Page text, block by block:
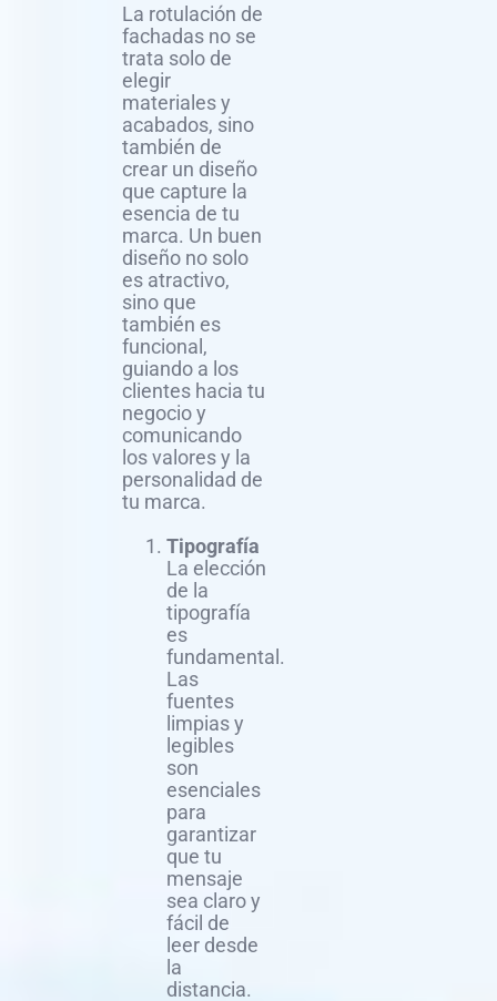
La rotulación de
fachadas no se
trata solo de
elegir
materiales y
acabados, sino
también de
crear un diseño
que capture la
esencia de tu
marca. Un buen
diseño no solo
es atractivo,
sino que
también es
funcional,
guiando a los
clientes hacia tu
negocio y
comunicando
los valores y la
personalidad de
tu marca.
Tipografía
La elección
de la
tipografía
es
fundamental.
Las
fuentes
limpias y
legibles
son
esenciales
para
garantizar
que tu
mensaje
sea claro y
fácil de
leer desde
la
distancia.